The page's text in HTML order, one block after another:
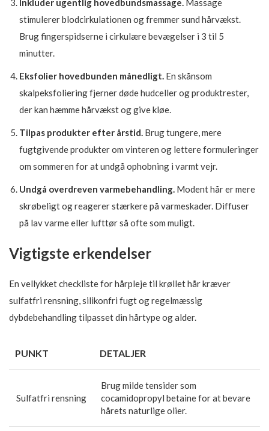
stimulerer blodcirkulationen og fremmer sund hårvækst.
Brug fingerspidserne i cirkulære bevægelser i 3 til 5
minutter.
Eksfolier hovedbunden månedligt. En skånsom
skalpeksfoliering fjerner døde hudceller og produktrester,
der kan hæmme hårvækst og give kløe.
Tilpas produkter efter årstid. Brug tungere, mere
fugtgivende produkter om vinteren og lettere formuleringer
om sommeren for at undgå ophobning i varmt vejr.
Undgå overdreven varmebehandling. Modent hår er mere
skrøbeligt og reagerer stærkere på varmeskader. Diffuser
på lav varme eller lufttør så ofte som muligt.
Vigtigste erkendelser
En vellykket checkliste for hårpleje til krøllet hår kræver
sulfatfri rensning, silikonfri fugt og regelmæssig
dybdebehandling tilpasset din hårtype og alder.
PUNKT DETALJER
Sulfatfri rensning
Brug milde tensider som
cocamidopropyl betaine for at bevare
hårets naturlige olier.